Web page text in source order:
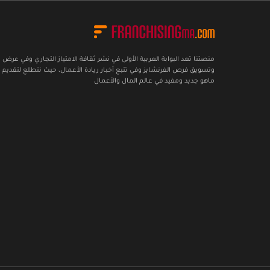
منصتنا تعد البوابة العربية الأولى في نشر ثقافة الامتياز التجاري وفي عرض
وتسويق فرص الفرنشايز وفي تتبع أخبار ريادة الأعمال، حيث نتطلع
ماهو جديد ومفيد في عالم المال والأعمال